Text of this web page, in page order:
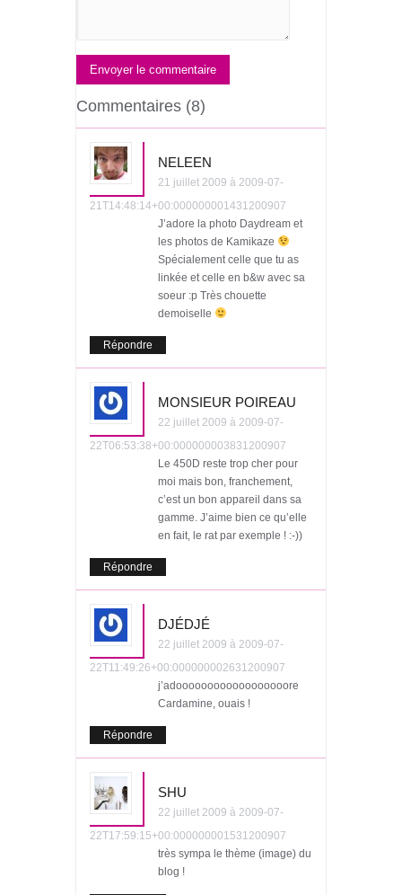
Envoyer le commentaire
Commentaires (8)
NELEEN
21 juillet 2009 à 2009-07-
21T14:48:14+00:000000001431200907
J’adore la photo Daydream et
les photos de Kamikaze
Spécialement celle que tu as
linkée et celle en b&w avec sa
soeur :p Très chouette
demoiselle
Répondre
MONSIEUR POIREAU
22 juillet 2009 à 2009-07-
22T06:53:38+00:000000003831200907
Le 450D reste trop cher pour
moi mais bon, franchement,
c’est un bon appareil dans sa
gamme. J’aime bien ce qu’elle
en fait, le rat par exemple ! :-))
Répondre
DJÉDJÉ
22 juillet 2009 à 2009-07-
22T11:49:26+00:000000002631200907
j’adoooooooooooooooooore
Cardamine, ouais !
Répondre
SHU
22 juillet 2009 à 2009-07-
22T17:59:15+00:000000001531200907
très sympa le thème (image) du
blog !